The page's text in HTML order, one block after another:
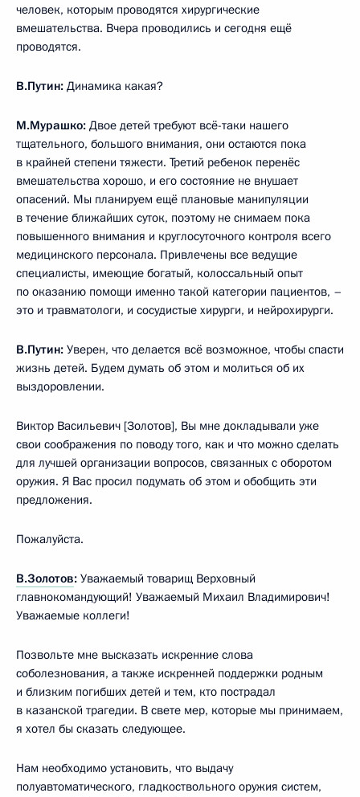
человек, которым проводятся хирургические
вмешательства. Вчера проводились и сегодня ещё
проводятся.
В.Путин: Динамика какая?
М.Мурашко: Двое детей требуют всё-таки нашего
тщательного, большого внимания, они остаются пока
в крайней степени тяжести. Третий ребенок перенёс
вмешательства хорошо, и его состояние не внушает
опасений. Мы планируем ещё плановые манипуляции
в течение ближайших суток, поэтому не снимаем пока
повышенного внимания и круглосуточного контроля всего
медицинского персонала. Привлечены все ведущие
специалисты, имеющие богатый, колоссальный опыт
по оказанию помощи именно такой категории пациентов, –
это и травматологи, и сосудистые хирурги, и нейрохирурги.
В.Путин: Уверен, что делается всё возможное, чтобы спасти
жизнь детей. Будем думать об этом и молиться об их
выздоровлении.
Виктор Васильевич [Золотов], Вы мне докладывали уже
свои соображения по поводу того, как и что можно сделать
для лучшей организации вопросов, связанных с оборотом
оружия. Я Вас просил подумать об этом и обобщить эти
предложения.
Пожалуйста.
В.Золотов: Уважаемый товарищ Верховный
главнокомандующий! Уважаемый Михаил Владимирович!
Уважаемые коллеги!
Позвольте мне высказать искренние слова
соболезнования, а также искренней поддержки родным
и близким погибших детей и тем, кто пострадал
в казанской трагедии. В свете мер, которые мы принимаем,
я хотел бы сказать следующее.
Нам необходимо установить, что выдачу
полуавтоматического, гладкоствольного оружия систем,